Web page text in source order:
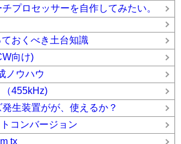
プロセッサーを自作してみたい。
おくべき土台知識
向け)
ノウハウ
455kHz)
生装置がが、使えるか？
コンバージョン
tx